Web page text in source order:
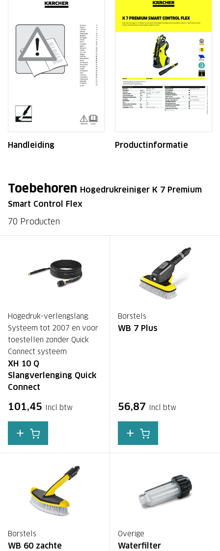
Handleiding Productinformatie
Toebehoren Hogedrukreiniger K 7 Premium
Smart Control Flex
70 Producten
Hogedruk-verlengslang:
Systeem tot 2007 en voor
toestellen zonder Quick
Connect systeem
XH 10 Q
Slangverlenging Quick
Connect
101,45 Incl btw
Borstels
WB 7 Plus
56,87 Incl btw
Borstels
WB 60 zachte
Overige
Waterfilter